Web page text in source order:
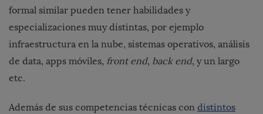
formal similar pueden tener habilidades y
especializaciones muy distintas, por ejemplo
infraestructura en la nube, sistemas operativos, análisis
de data, apps móviles, front end, back end, y un largo
etc.
Además de sus competencias técnicas con distintos